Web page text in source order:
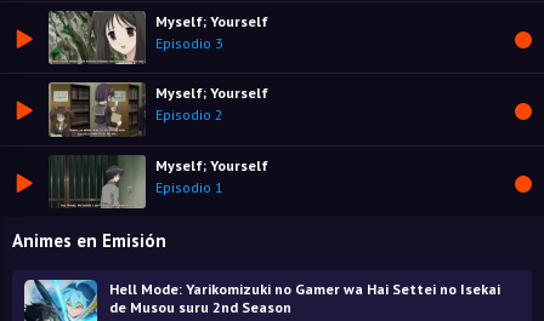
Myself; Yourself
Episodio 3
Myself; Yourself
Episodio 2
Myself; Yourself
Episodio 1
Animes en Emisión
Hell Mode: Yarikomizuki no Gamer wa Hai Settei no Isekai
de Musou suru 2nd Season